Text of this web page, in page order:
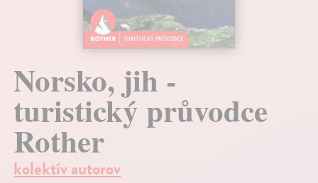
Norsko, jih -
turistický průvodce
Rother
kolektív autorov